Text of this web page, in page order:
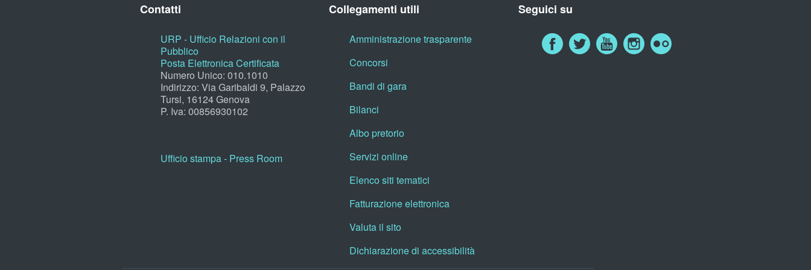
Contatti
URP - Ufficio Relazioni con il
Pubblico
Posta Elettronica Certificata
Numero Unico: 010.1010
Indirizzo: Via Garibaldi 9, Palazzo
Tursi, 16124 Genova
P. Iva: 00856930102
Ufficio stampa - Press Room
Collegamenti utili
Amministrazione trasparente
Concorsi
Bandi di gara
Bilanci
Albo pretorio
Servizi online
Elenco siti tematici
Fatturazione elettronica
Valuta il sito
Dichiarazione di accessibilità
Seguici su